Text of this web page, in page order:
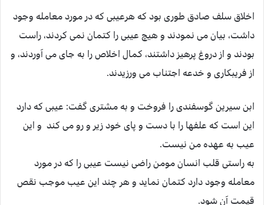
اخلاق سلف صادق طوری بود که هرعیبی که در مورد معامله وجود
داشت، بیان می نمودند و هیچ عیبی را کتمان نمی کردند، راست
بودند و از دروغ پرهیز داشتند، کمال اخلاص را به جای می آوردند، و
از فریبکاری و خدعه اجتناب می ورزیدند.
ابن سیرین گوسفندی را فروخت و به مشتری گفت: عیبی که دارد
این است که علفها را با دست و پای خود زیر و رو می کند و این
عیب به عهده من نیست.
به راستی قلب انسان مومن راضی نیست عیبی را که در مورد
معامله وجود دارد کتمان نماید و هر چند این عیب موجب نقص
قیمت آن شود.